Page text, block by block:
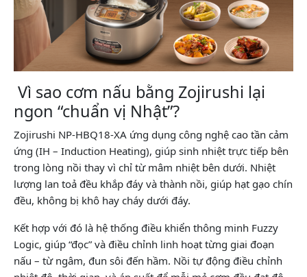
Vì sao cơm nấu bằng Zojirushi lại
ngon “chuẩn vị Nhật”?
Zojirushi NP-HBQ18-XA ứng dụng công nghệ cao tần cảm
ứng (IH – Induction Heating), giúp sinh nhiệt trực tiếp bên
trong lòng nồi thay vì chỉ từ mâm nhiệt bên dưới. Nhiệt
lượng lan toả đều khắp đáy và thành nồi, giúp hạt gạo chín
đều, không bị khô hay cháy dưới đáy.
Kết hợp với đó là hệ thống điều khiển thông minh Fuzzy
Logic, giúp “đọc” và điều chỉnh linh hoạt từng giai đoạn
nấu – từ ngâm, đun sôi đến hầm. Nồi tự động điều chỉnh